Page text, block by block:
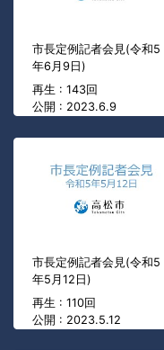
市長定例記者会見(令和5
年6月9日)
再生 : 143回
公開 : 2023.6.9
市長定例記者会見(令和5
年5月12日)
再生 : 110回
公開 : 2023.5.12